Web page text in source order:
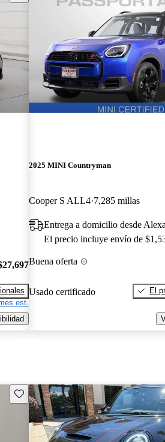
est.
2025 MINI Countryman
Cooper S ALL4 7,285 millas
Entrega a domicilio desde
El precio incluye envío de
Buena oferta
Usado certificado
El
Guarda este Aviso